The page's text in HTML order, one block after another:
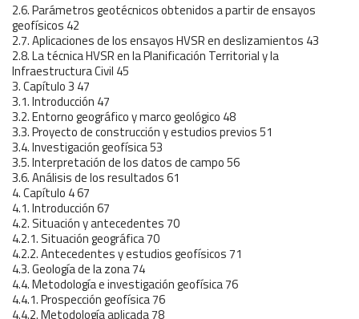
2.6. Parámetros geotécnicos obtenidos a partir de ensayos
geofísicos 42
2.7. Aplicaciones de los ensayos HVSR en deslizamientos 43
2.8. La técnica HVSR en la Planificación Territorial y la
Infraestructura Civil 45
3. Capítulo 3 47
3.1. Introducción 47
3.2. Entorno geográfico y marco geológico 48
3.3. Proyecto de construcción y estudios previos 51
3.4. Investigación geofísica 53
3.5. Interpretación de los datos de campo 56
3.6. Análisis de los resultados 61
4. Capítulo 4 67
4.1. Introducción 67
4.2. Situación y antecedentes 70
4.2.1. Situación geográfica 70
4.2.2. Antecedentes y estudios geofísicos 71
4.3. Geología de la zona 74
4.4. Metodología e investigación geofísica 76
4.4.1. Prospección geofísica 76
4.4.2. Metodología aplicada 78